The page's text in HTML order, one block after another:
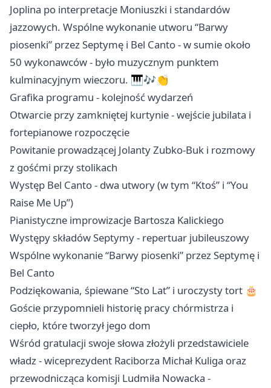
Joplina po interpretacje Moniuszki i standardów
jazzowych. Wspólne wykonanie utworu “Barwy
piosenki” przez Septymę i Bel Canto - w sumie około
50 wykonawców - było muzycznym punktem
kulminacyjnym wieczoru. 🎹🎶👏
Grafika programu - kolejność wydarzeń
Otwarcie przy zamkniętej kurtynie - wejście jubilata i
fortepianowe rozpoczęcie
Powitanie prowadzącej Jolanty Zubko-Buk i rozmowy
z gośćmi przy stolikach
Występ Bel Canto - dwa utwory (w tym “Ktoś” i “You
Raise Me Up”)
Pianistyczne improwizacje Bartosza Kalickiego
Występy składów Septymy - repertuar jubileuszowy
Wspólne wykonanie “Barwy piosenki” przez Septymę i
Bel Canto
Podziękowania, śpiewane “Sto Lat” i uroczysty tort 🎂
Goście przypomnieli historię pracy chórmistrza i
ciepło, które tworzył jego dom
Wśród gratulacji swoje słowa złożyli przedstawiciele
władz - wiceprezydent Raciborza Michał Kuliga oraz
przewodnicząca komisji Ludmiła Nowacka -